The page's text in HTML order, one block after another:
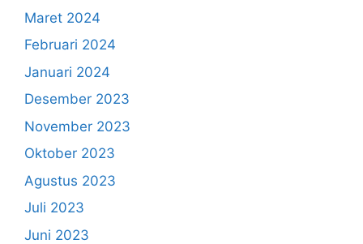
Maret 2024
Februari 2024
Januari 2024
Desember 2023
November 2023
Oktober 2023
Agustus 2023
Juli 2023
Juni 2023